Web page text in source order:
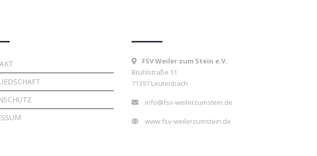
FSV Weiler zum Stein e.V.
Brühlstraße 11
71397 Leutenbach
info@fsv-weilerzumstein.de
www.fsv-weilerzumstein.de